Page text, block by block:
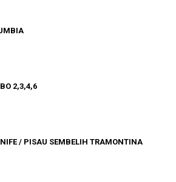
2,3,4,6
/ PISAU SEMBELIH TRAMONTINA